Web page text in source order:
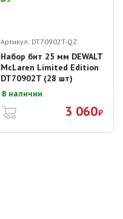
Артикул: DT70902T-QZ
Набор бит 25 мм DEWALT
McLaren Limited Edition
DT70902T (28 шт)
В наличии
3 060₽